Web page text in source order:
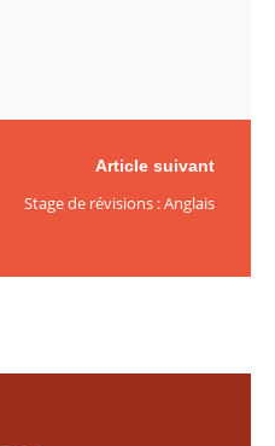
Article suivant
Stage de révisions : Anglais